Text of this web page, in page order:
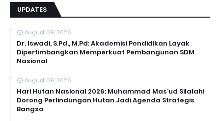
UPDATES
August 09, 2026
Dr. Iswadi, S.Pd., M.Pd: Akademisi Pendidikan Layak
Dipertimbangkan Memperkuat Pembangunan SDM
Nasional
August 09, 2026
Hari Hutan Nasional 2026: Muhammad Mas’ud Silalahi
Dorong Perlindungan Hutan Jadi Agenda Strategis
Bangsa